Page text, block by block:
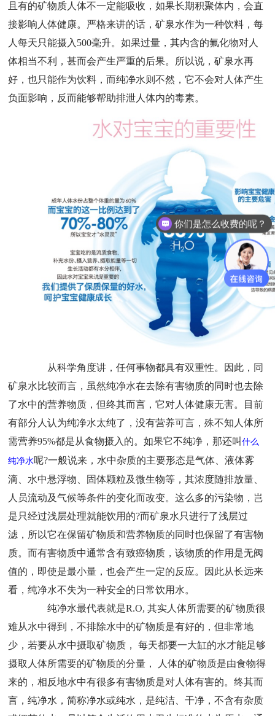
且有的矿物质人体不一定能吸收，如果长期积聚体内，会直
接影响人体健康。严格来讲的话，矿泉水作为一种饮料，每
人每天只能摄入500毫升。如果过量，其内含的氟化物对人
体相当不利，甚而会产生严重的后果。所以说，矿泉水再
好，也只能作为饮料，而纯净水则不然，它不会对人体产生
负面影响，反而能够帮助排泄人体内的毒素。
从科学角度讲，任何事物都具有双重性。因此，同
矿泉水比较而言，虽然纯净水在去除有害物质的同时也去除
了水中的营养物质，但终其而言，它对人体健康无害。目前
有部分人认为纯净水太纯了，没有营养可言，殊不知人体所
需营养95%都是从食物摄入的。如果它不纯净，那还叫什么
纯净水呢?一般说来，水中杂质的主要形态是气体、液体雾
滴、水中悬浮物、固体颗粒及微生物等，其浓度随排放量、
人员流动及气候等条件的变化而改变。这么多的污染物，岂
是只经过浅层处理就能饮用的?而矿泉水只进行了浅层过
滤，所以它在保留矿物质和营养物质的同时也保留了有害物
质。而有害物质中通常含有致癌物质，该物质的作用是无阀
值的，即使是最小量，也会产生一定的反应。因此从长远来
看，纯净水不失为一种安全的日常饮用水。
纯净水最代表就是R.O,其实人体所需要的矿物质很
难从水中得到，不排除水中的矿物质是有好的，但非常地
少，若要从水中摄取矿物质， 每天都要一大缸的水才能足够
摄取人体所需要的矿物质的分量， 人体的矿物质是由食物得
来的，相反地水中有很多有害物质是对人体有害的。终其而
言，纯净水，简称净水或纯水，是纯洁、干净，不含有杂质
你们是怎么收费的呢？